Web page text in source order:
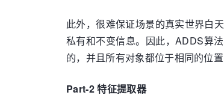
此外，很难保证场景的真实世界白
私有和不变信息。因此，ADDS算
的，并且所有对象都位于相同的位
Part-2 特征提取器